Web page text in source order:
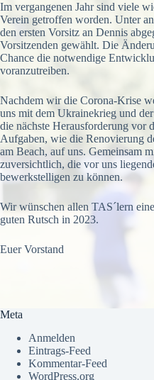
Im vergangenen Jahr sind viele
Verein getroffen worden. Unter
den ersten Vorsitz an Dennis
Vorsitzenden gewählt. Die
Chance die notwendige
voranzutreiben.
Nachdem wir die Corona-Krise
uns mit dem Ukrainekrieg und
die nächste Herausforderung vor
Aufgaben, wie die Renovierung
am Beach, auf uns. Gemeinsam
zuversichtlich, die vor uns
bewerkstelligen zu können.
Wir wünschen allen TAS´lern
guten Rutsch in 2023.
Euer Vorstand
Meta
Anmelden
Eintrags-Feed
Kommentar-Feed
WordPress.org